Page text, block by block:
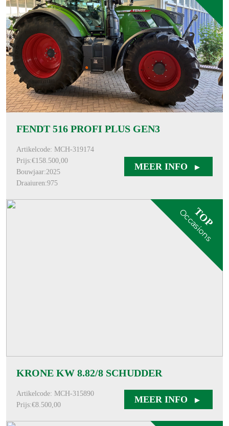
FENDT 516 PROFI PLUS GEN3
Artikelcode: MCH-319174
Prijs:€158.500,00
Bouwjaar:2025
Draaiuren:975
MEER INFO
TOP
Occasions
KRONE KW 8.82/8 SCHUDDER
Artikelcode: MCH-315890
Prijs:€8.500,00
MEER INFO